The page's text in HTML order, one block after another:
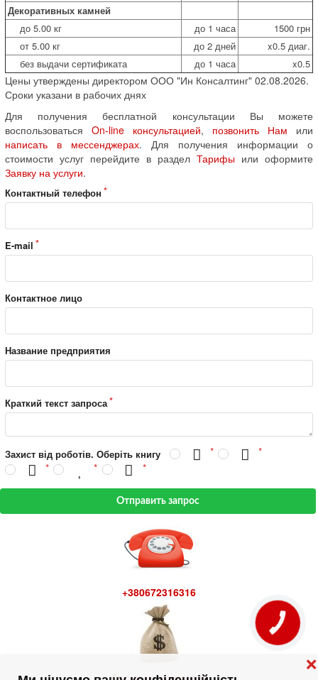
❌
Декоративных камней
до 5.00 кг
до 1 часа
1500 грн
от 5.00 кг
до 2 дней
x0.5 диаг.
без выдачи сертификата
до 1 часа x0.5
Цены утверждены директором ООО "Ин Консалтинг" 02.08.2026.
Сроки указани в рабочих днях
Для получения бесплатной консультации Вы можете
воспользоваться On-line консультацией, позвонить Нам или
написать в мессенджерах. Для получения информации о
стоимости услуг перейдите в раздел Тарифы или оформите
Заявку на услуги.
Контактный телефон
E-mail
Контактное лицо
Название предприятия
Краткий текст запроса
Захист від роботів. Оберіть книгу
Отправить запрос
+380672316316
КНОПКА
ЗВ'ЯЗКУ